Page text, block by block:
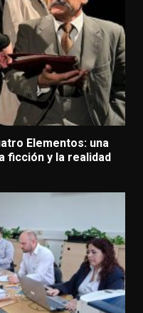
Elementos: una
ficción y la realidad